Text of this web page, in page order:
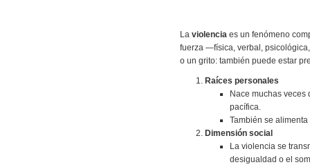
La violencia es un fenómeno
fuerza —física, verbal,
o un grito: también puede estar
Raíces personales
Nace muchas
pacífica.
También se
Dimensión social
La violencia se
desigualdad o el